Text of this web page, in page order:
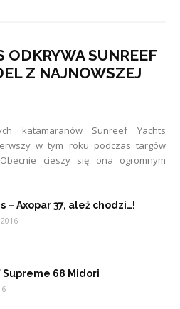
ODKRYWA SUNREEF
Z NAJNOWSZEJ
katamaranów Sunreef Yachts
w tym roku podczas targów
cieszy się ona ogromnym
– Axopar 37, ależ chodzi…!
68 Midori